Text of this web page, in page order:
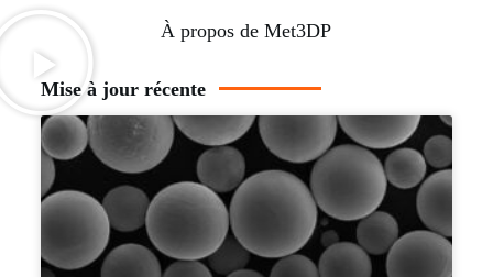
À propos de Met3DP
Mise à jour récente